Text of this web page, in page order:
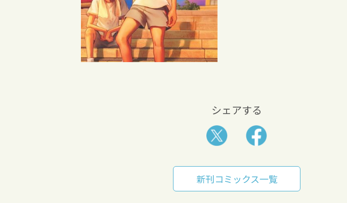
シェアする
新刊コミックス一覧